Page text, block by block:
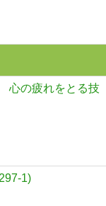
心の疲れをとる技
1)